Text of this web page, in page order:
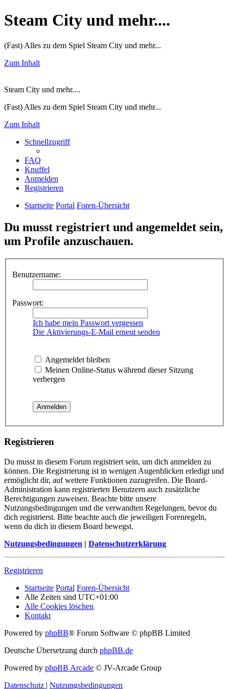
Steam City und mehr....
(Fast) Alles zu dem Spiel Steam City und mehr...
Zum Inhalt
Steam City und mehr....
(Fast) Alles zu dem Spiel Steam City und mehr...
Zum Inhalt
Schnellzugriff
FAQ
Knuffel
Anmelden
Registrieren
Startseite Portal Foren-Übersicht
Du musst registriert und angemeldet sein,
um Profile anzuschauen.
Benutzername:
Passwort:
Ich habe mein Passwort vergessen
Die Aktivierungs-E-Mail erneut senden
Angemeldet bleiben
Meinen Online-Status während dieser Sitzung
verbergen
Registrieren
Du musst in diesem Forum registriert sein, um dich anmelden zu
können. Die Registrierung ist in wenigen Augenblicken erledigt und
ermöglicht dir, auf weitere Funktionen zuzugreifen. Die Board-
Administration kann registrierten Benutzern auch zusätzliche
Berechtigungen zuweisen. Beachte bitte unsere
Nutzungsbedingungen und die verwandten Regelungen, bevor du
dich registrierst. Bitte beachte auch die jeweiligen Forenregeln,
wenn du dich in diesem Board bewegst.
Nutzungsbedingungen | Datenschutzerklärung
Registrieren
Startseite Portal Foren-Übersicht
Alle Zeiten sind UTC+01:00
Alle Cookies löschen
Kontakt
Powered by phpBB® Forum Software © phpBB Limited
Deutsche Übersetzung durch phpBB.de
Powered by phpBB Arcade © JV-Arcade Group
Datenschutz | Nutzungsbedingungen